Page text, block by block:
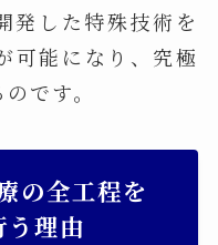
発した特殊技術を
可能になり、究極
です。
の全工程を
う理由